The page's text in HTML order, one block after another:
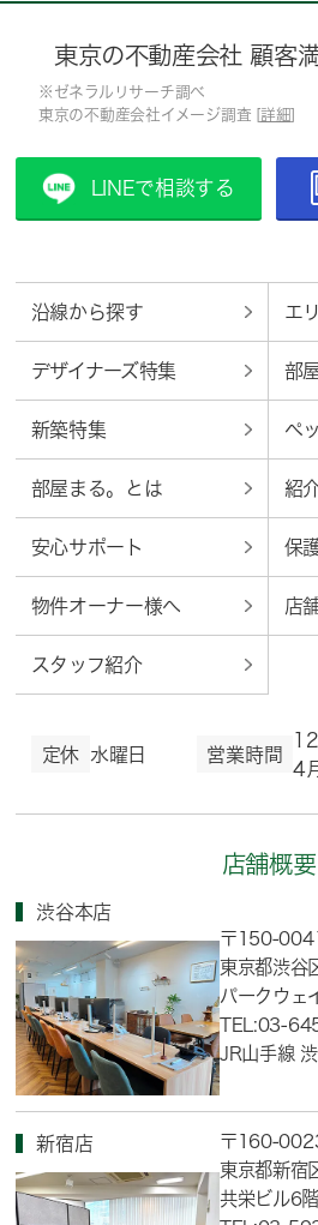
東京の不動産会社 顧客
※ゼネラルリサーチ調べ
東京の不動産会社イメージ調査 [ 詳細
LINEで相談する
沿線から探す エ
デザイナーズ特集 部
新築特集 ペ
部屋まる。とは 紹
安心サポート 保
物件オーナー様へ 店
スタッフ紹介
定休 水曜日 営業時間
4
店舗概要
渋谷本店
〒150-
東京都渋谷
パークウェ
TEL:03-
JR山手線
新宿店
〒160-
東京都新宿
共栄ビル6階